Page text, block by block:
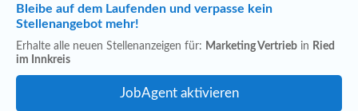
Bleibe auf dem Laufenden und verpasse kein
Stellenangebot mehr!
Erhalte alle neuen Stellenanzeigen für: Marketing Vertrieb in Ried
im Innkreis